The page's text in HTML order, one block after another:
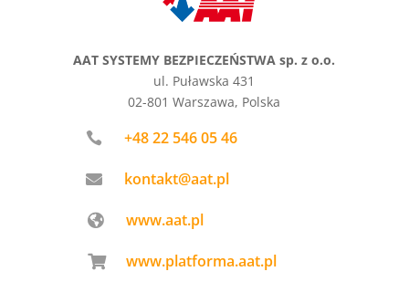
AAT SYSTEMY BEZPIECZEŃSTWA sp. z o.o.
ul. Puławska 431
02-801 Warszawa, Polska
 +48 22 546 05 46
 kontakt@aat.pl
 www.aat.pl
 www.platforma.aat.pl